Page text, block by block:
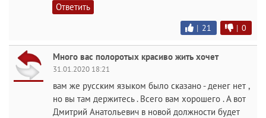
Ответить
| 21 | 0
Много вас полоротых красиво жить хочет
31.01.2020 18:21
вам же русским языком было сказано - денег нет ,
но вы там держитесь . Всего вам хорошего . А вот
Дмитрий Анатольевич в новой должности будет